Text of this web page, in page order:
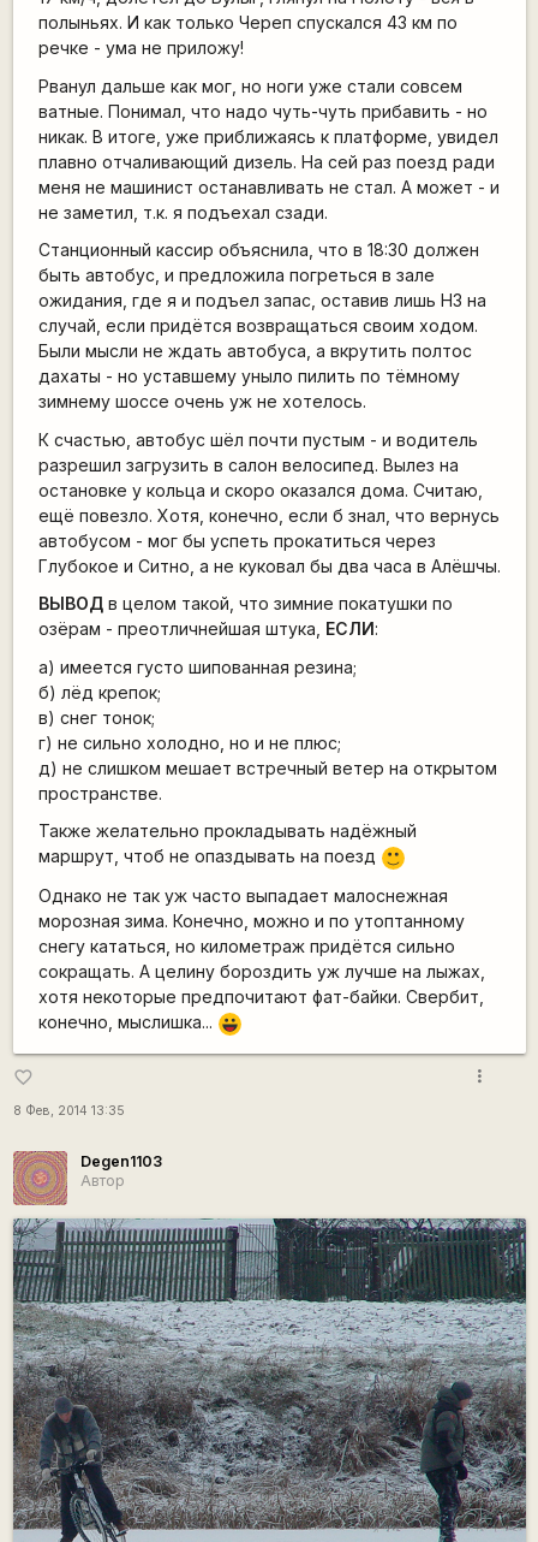
полыньях. И как только Череп спускался 43 км по
речке - ума не приложу!
Рванул дальше как мог, но ноги уже стали совсем
ватные. Понимал, что надо чуть-чуть прибавить - но
никак. В итоге, уже приближаясь к платформе, увидел
плавно отчаливающий дизель. На сей раз поезд ради
меня не машинист останавливать не стал. А может - и
не заметил, т.к. я подъехал сзади.
Станционный кассир объяснила, что в 18:30 должен
быть автобус, и предложила погреться в зале
ожидания, где я и подъел запас, оставив лишь НЗ на
случай, если придётся возвращаться своим ходом.
Были мысли не ждать автобуса, а вкрутить полтос
дахаты - но уставшему уныло пилить по тёмному
зимнему шоссе очень уж не хотелось.
К счастью, автобус шёл почти пустым - и водитель
разрешил загрузить в салон велосипед. Вылез на
остановке у кольца и скоро оказался дома. Считаю,
ещё повезло. Хотя, конечно, если б знал, что вернусь
автобусом - мог бы успеть прокатиться через
Глубокое и Ситно, а не куковал бы два часа в Алёшчы.
ВЫВОДв целом такой, что зимние покатушки по
озёрам - преотличнейшая штука, ЕСЛИ:
а) имеется густо шипованная резина;
б) лёд крепок;
в) снег тонок;
г) не сильно холодно, но и не плюс;
д) не слишком мешает встречный ветер на открытом
пространстве.
Также желательно прокладывать надёжный
маршрут, чтоб не опаздывать на поезд
:)
Однако не так уж часто выпадает малоснежная
морозная зима. Конечно, можно и по утоптанному
снегу кататься, но километраж придётся сильно
сокращать. А целину бороздить уж лучше на лыжах,
хотя некоторые предпочитают фат-байки. Свербит,
конечно, мыслишка... |-))
favorite_border
8 Фев, 2014 13:35
more_vert
Degen1103
Автор